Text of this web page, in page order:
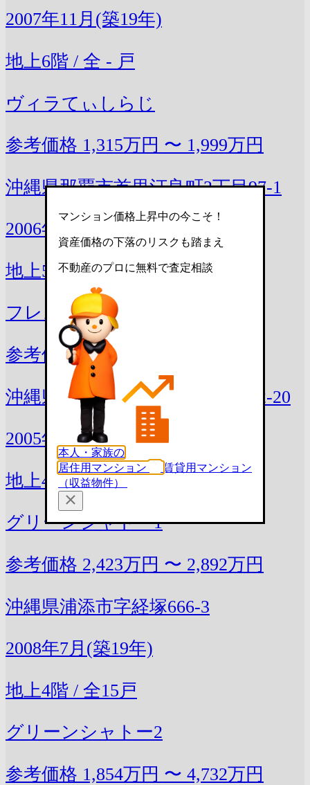
2007年11月(築19年)
地上6階 / 全 - 戸
ヴィラてぃしらじ
参考価格 1,315万円 〜 1,999万円
沖縄県那覇市首里汀良町3丁目97-1
2006年11月(築20年)
地上5階 / 全 - 戸
フレスコア首里御殿山ガーデン
参考価格2,808万円 〜 5,947万円
沖縄県那覇市首里石嶺町1丁目62-20
2005年12月(築21年)
地上4階 / 全43戸
グリーンシャトー1
参考価格 2,423万円 〜 2,892万円
沖縄県浦添市字経塚666-3
2008年7月(築19年)
地上4階 / 全15戸
グリーンシャトー2
参考価格 1,854万円 〜 4,732万円
マンション価格上昇中の今こそ！
資産価格の下落のリスクも踏まえ
不動産のプロに無料で査定相談
本人・家族の
居住用マンション
賃貸用マンション
（収益物件）